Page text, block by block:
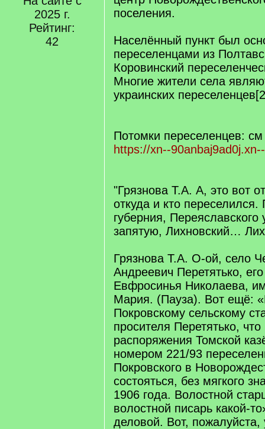
2025 г.
Рейтинг:
42
поселения.
Населённый пункт был
переселенцами из
Коровинский
Многие жители села
украинских
Потомки переселенцев:
https://xn--
"Грязнова Т.А. А, это вот
откуда и кто переселился.
губерния, Переяславского
запятую, Лихновский…
Грязнова Т.А. О-ой, село
Андреевич Перетятько,
Евфросинья Николаева,
Мария. (Пауза). Вот ещё:
Покровскому сельскому
просителя Перетятько,
распоряжения Томской
номером 221/93
Покровского в
состояться, без мягкого
1906 года. Волостной
волостной писарь какой-
деловой. Вот, пожалуйста,